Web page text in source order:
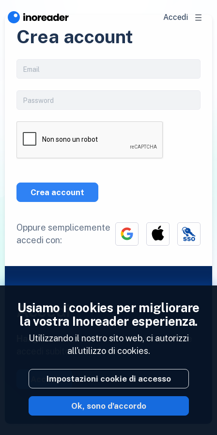
Accedi
Crea account
Crea account
Oppure semplicemente
accedi con:
Accedi
Hai già un account?Inserisci il tuo profilo e
accedi subito ai tuoi feed.
Accedi
2023 © Inoreader
Usiamo i cookies per migliorare
la vostra Inoreader esperienza.
Utilizzando il nostro sito web, ci autorizzi
all'utilizzo di cookies.
Impostazioni cookie di accesso
Ok, sono d'accordo